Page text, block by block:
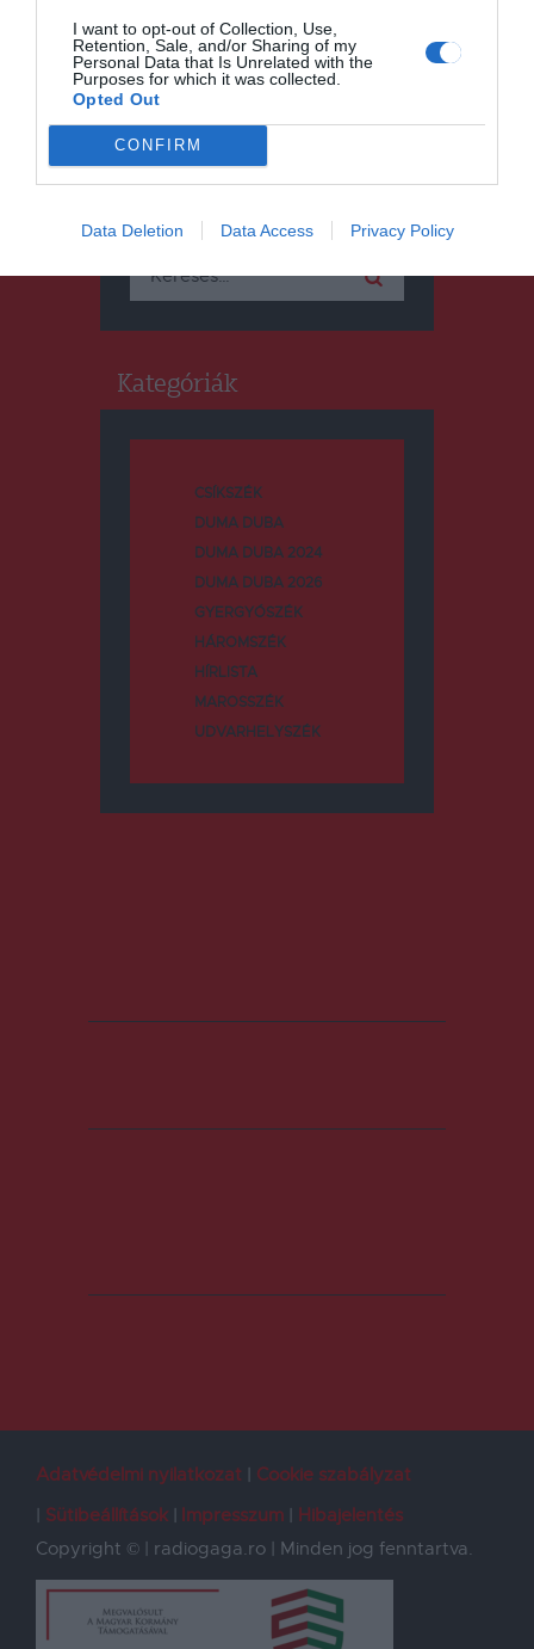
I want to opt-out of Collection, Use,
Retention, Sale, and/or Sharing of my
Personal Data that Is Unrelated with the
Purposes for which it was collected.
Opted Out
CONFIRM
Data Deletion Data Access Privacy Policy
Kategóriák
CSÍKSZÉK
DUMA DUBA
DUMA DUBA 2024
DUMA DUBA 2026
GYERGYÓSZÉK
HÁROMSZÉK
HÍRLISTA
MAROSSZÉK
UDVARHELYSZÉK
Adatvédelmi nyilatkozat
Cookie szabályzat
Sütibeállítások
Impresszum
Hibajelentés
Copyright © | radiogaga.ro | Minden jog fenntartva.